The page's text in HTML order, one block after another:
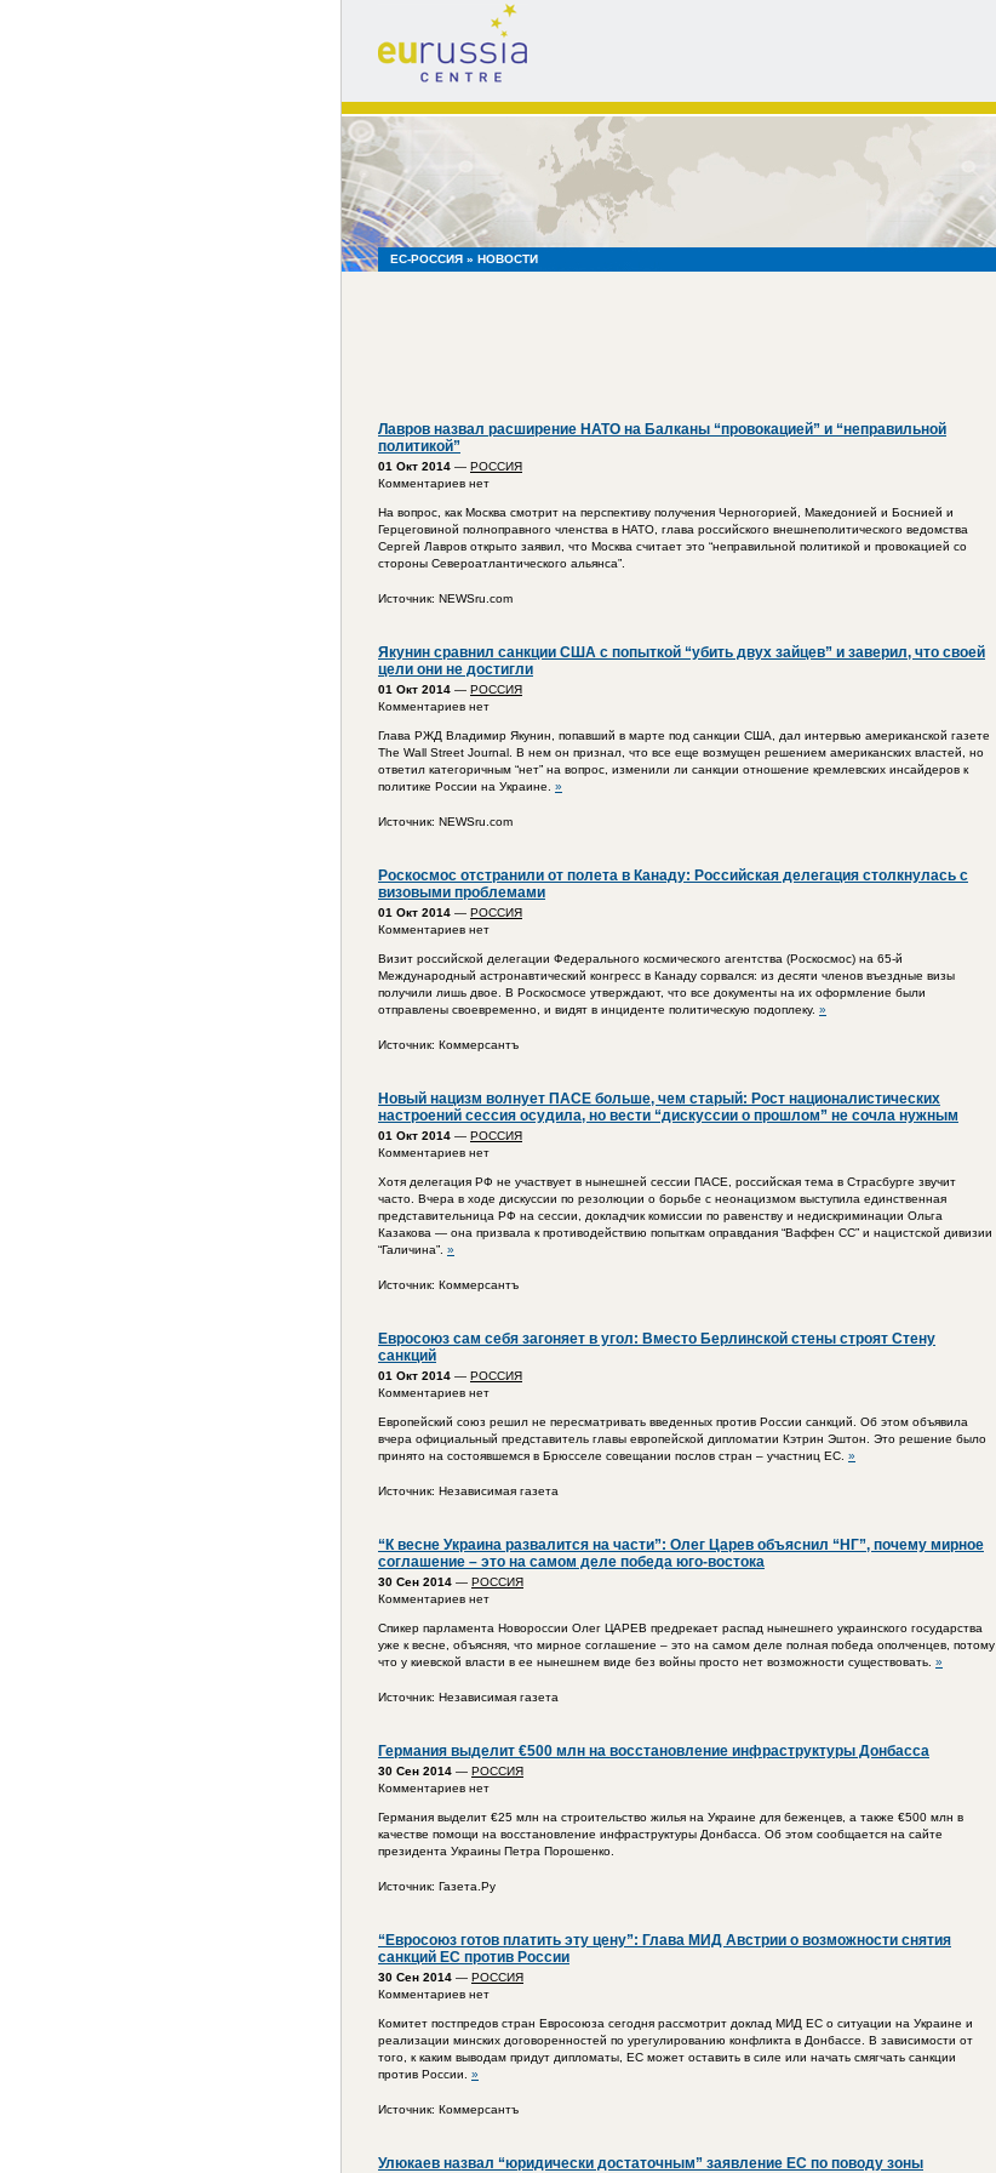
eurussia
centre
ЕС-РОССИЯ » НОВОСТИ
Лавров назвал расширение НАТО на Балканы “провокацией” и “неправильной
политикой”
01 Окт 2014 — РОССИЯ
Комментариев нет
На вопрос, как Москва смотрит на перспективу получения Черногорией, Македонией и Боснией и
Герцеговиной полноправного членства в НАТО, глава российского внешнеполитического ведомства
Сергей Лавров открыто заявил, что Москва считает это “неправильной политикой и провокацией со
стороны Североатлантического альянса”.
Источник: NEWSru.com
Якунин сравнил санкции США с попыткой “убить двух зайцев” и заверил, что своей
цели они не достигли
01 Окт 2014 — РОССИЯ
Комментариев нет
Глава РЖД Владимир Якунин, попавший в марте под санкции США, дал интервью американской газете
The Wall Street Journal. В нем он признал, что все еще возмущен решением американских властей, но
ответил категоричным “нет” на вопрос, изменили ли санкции отношение кремлевских инсайдеров к
политике России на Украине. »
Источник: NEWSru.com
Роскосмос отстранили от полета в Канаду: Российская делегация столкнулась с
визовыми проблемами
01 Окт 2014 — РОССИЯ
Комментариев нет
Визит российской делегации Федерального космического агентства (Роскосмос) на 65-й
Международный астронавтический конгресс в Канаду сорвался: из десяти членов въездные визы
получили лишь двое. В Роскосмосе утверждают, что все документы на их оформление были
отправлены своевременно, и видят в инциденте политическую подоплеку. »
Источник: Коммерсантъ
Новый нацизм волнует ПАСЕ больше, чем старый: Рост националистических
настроений сессия осудила, но вести “дискуссии о прошлом” не сочла нужным
01 Окт 2014 — РОССИЯ
Комментариев нет
Хотя делегация РФ не участвует в нынешней сессии ПАСЕ, российская тема в Страсбурге звучит
часто. Вчера в ходе дискуссии по резолюции о борьбе с неонацизмом выступила единственная
представительница РФ на сессии, докладчик комиссии по равенству и недискриминации Ольга
Казакова — она призвала к противодействию попыткам оправдания “Ваффен СС” и нацистской дивизии
“Галичина”. »
Источник: Коммерсантъ
Евросоюз сам себя загоняет в угол: Вместо Берлинской стены строят Стену
санкций
01 Окт 2014 — РОССИЯ
Комментариев нет
Европейский союз решил не пересматривать введенных против России санкций. Об этом объявила
вчера официальный представитель главы европейской дипломатии Кэтрин Эштон. Это решение было
принято на состоявшемся в Брюсселе совещании послов стран – участниц ЕС. »
Источник: Независимая газета
“К весне Украина развалится на части”: Олег Царев объяснил “НГ”, почему мирное
соглашение – это на самом деле победа юго-востока
30 Сен 2014 — РОССИЯ
Комментариев нет
Спикер парламента Новороссии Олег ЦАРЕВ предрекает распад нынешнего украинского государства
уже к весне, объясняя, что мирное соглашение – это на самом деле полная победа ополченцев, потому
что у киевской власти в ее нынешнем виде без войны просто нет возможности существовать. »
Источник: Независимая газета
Германия выделит €500 млн на восстановление инфраструктуры Донбасса
30 Сен 2014 — РОССИЯ
Комментариев нет
Германия выделит €25 млн на строительство жилья на Украине для беженцев, а также €500 млн в
качестве помощи на восстановление инфраструктуры Донбасса. Об этом сообщается на сайте
президента Украины Петра Порошенко.
Источник: Газета.Ру
“Евросоюз готов платить эту цену”: Глава МИД Австрии о возможности снятия
санкций ЕС против России
30 Сен 2014 — РОССИЯ
Комментариев нет
Комитет постпредов стран Евросоюза сегодня рассмотрит доклад МИД ЕС о ситуации на Украине и
реализации минских договоренностей по урегулированию конфликта в Донбассе. В зависимости от
того, к каким выводам придут дипломаты, ЕС может оставить в силе или начать смягчать санкции
против России. »
Источник: Коммерсантъ
Улюкаев назвал “юридически достаточным” заявление ЕС по поводу зоны